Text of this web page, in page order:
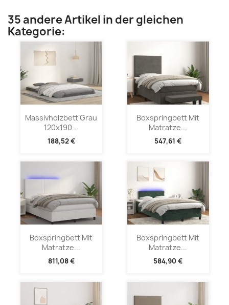
35 andere Artikel in der gleichen
Kategorie:
Massivholzbett Grau
120x190...
188,52 €
Boxspringbett Mit
Matratze...
547,61 €
Boxspringbett Mit
Matratze...
811,08 €
Boxspringbett Mit
Matratze...
584,90 €